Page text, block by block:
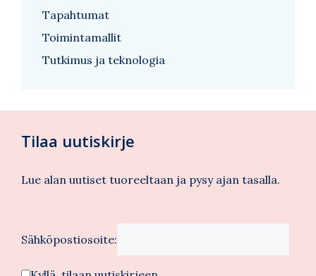
Tapahtumat
Toimintamallit
Tutkimus ja teknologia
Tilaa uutiskirje
Lue alan uutiset tuoreeltaan ja pysy ajan tasalla.
Sähköpostiosoite: